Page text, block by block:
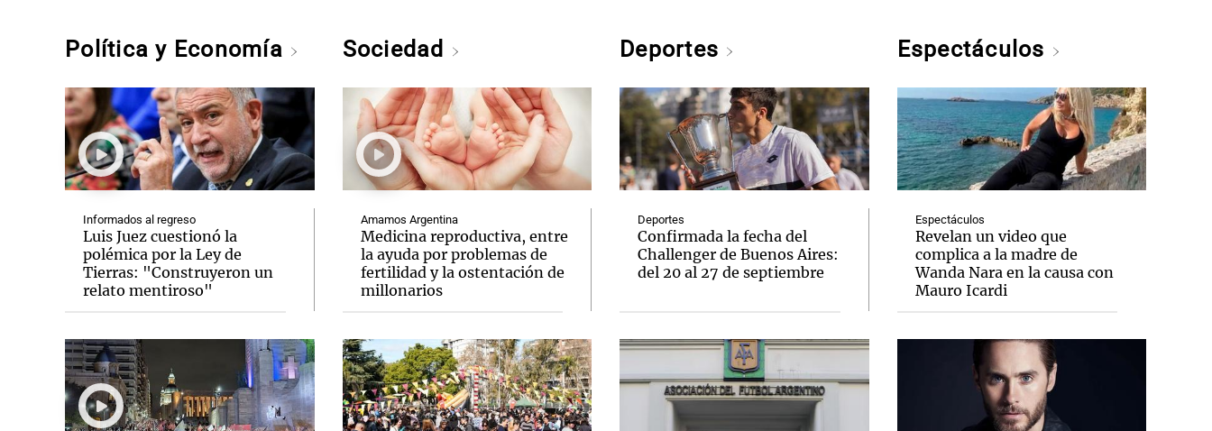
Política y Economía
Informados al regreso
Luis Juez cuestionó la
polémica por la Ley de
Tierras: "Construyeron un
relato mentiroso"
Sociedad
Amamos Argentina
Medicina reproductiva, entre
la ayuda por problemas de
fertilidad y la ostentación de
millonarios
Deportes
Deportes
Confirmada la fecha del
Challenger de Buenos Aires:
del 20 al 27 de septiembre
Espectáculos
Espectáculos
Revelan un video que
complica a la madre de
Wanda Nara en la causa con
Mauro Icardi